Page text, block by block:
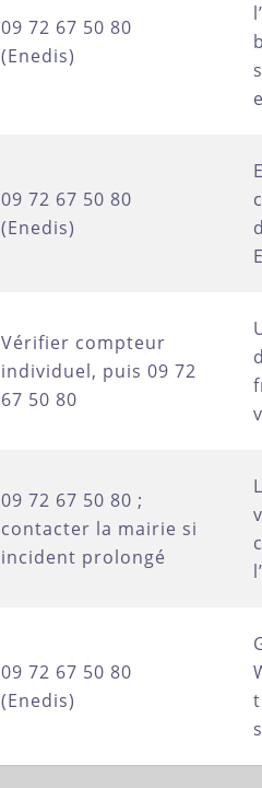
09 72 67 50 80
(Enedis)
09 72 67 50 80
(Enedis)
Vérifier compteur
individuel, puis 09 72
67 50 80
09 72 67 50 80 ;
contacter la mairie si
incident prolongé
09 72 67 50 80
(Enedis)